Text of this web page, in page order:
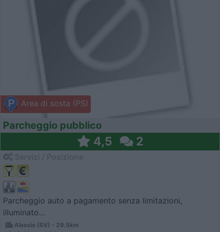
Area di sosta (PS)
Parcheggio pubblico
4,5 2
Parcheggio auto a pagamento senza limitazioni,
illuminato...
Alassio (SV) - 29.5km